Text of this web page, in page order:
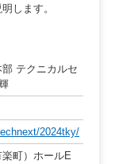
します。
テクニカルセ
輝
2024tky/
町）ホールE